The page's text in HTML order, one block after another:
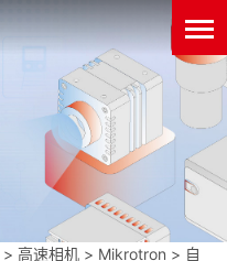
>高速相机 > Mikrotron > 自